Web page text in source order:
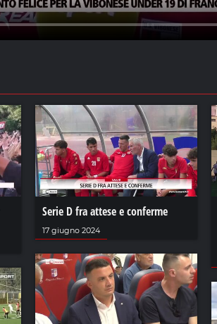
Serie D fra attese e conferme
17 giugno 2024